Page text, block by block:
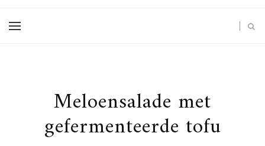
Meloensalade met
gefermenteerde tofu